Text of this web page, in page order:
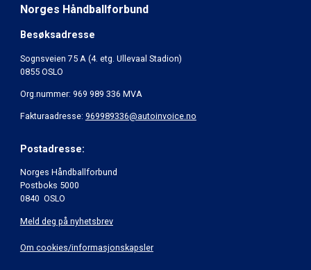
Norges Håndballforbund
Besøksadresse
Sognsveien 75 A (4. etg. Ullevaal Stadion)
0855 OSLO
Org.nummer: 969 989 336 MVA
Fakturaadresse: 969989336@autoinvoice.no
Postadresse:
Norges Håndballforbund
Postboks 5000
0840 OSLO
Meld deg på nyhetsbrev
Om cookies/informasjonskapsler